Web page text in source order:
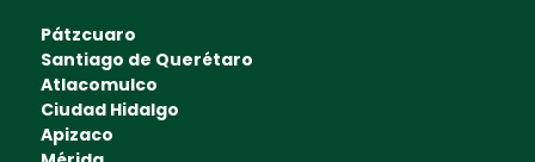
Pátzcuaro
Santiago de Querétaro
Atlacomulco
Ciudad Hidalgo
Apizaco